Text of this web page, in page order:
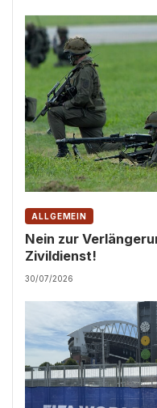
ALLGEMEIN
Nein zur
Zivildienst!
30/07/2026